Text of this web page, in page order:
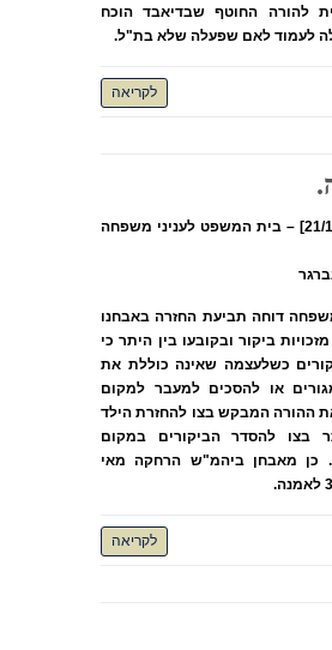
להורה החוטף שבדיאבד הוכח
לעמוד לאם שפעלה שלא בת"ל.
לקריאה
[ישראל][21/12/1999] – בית המשפט לעניני משפחה
דוחה תביעת החזרה באבחנו
ביקור ובקובעו בין היתר כי
כשלעצמה שאינה כוללת את
או להסכים למעבר למקום
ההורה המבקש בצו להחזרת הילד
בצו להסדר הביקורים במקום
כן מאבחן ביהמ"ש הרחקה מאי
לקריאה